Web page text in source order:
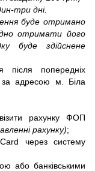
три дні.
буде отримано
отримати його
буде здійснене
після попередніх
за адресою м. Біла
рахунку ФОП
рахунку);
через систему
або банківськими